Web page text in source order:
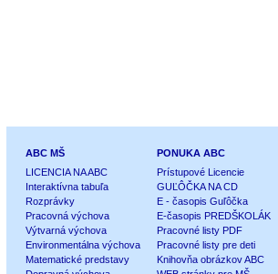
ABC MŠ
LICENCIA NA ABC
Interaktívna tabuľa
Rozprávky
Pracovná výchova
Výtvarná výchova
Environmentálna výchova
Matematické predstavy
PONUKA ABC
Prístupové Licencie
GUĽÔČKA NA CD
E - časopis Guľôčka
E-časopis PREDŠKOLÁK
Pracovné listy PDF
Pracovné listy pre deti
Knihovňa obrázkov ABC